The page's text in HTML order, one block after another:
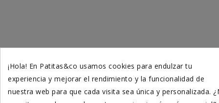
¡Hola! En Patitas&co usamos cookies para endulzar tu
experiencia y mejorar el rendimiento y la funcionalidad de
nuestra web para que cada visita sea única y personalizada.